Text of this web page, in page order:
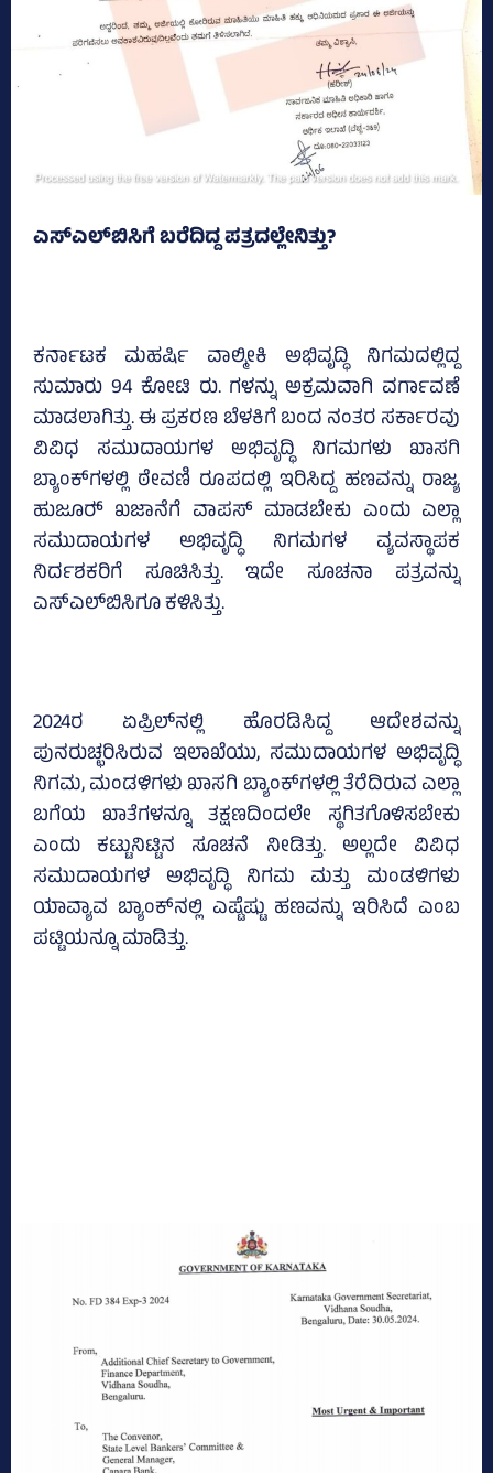
ಎಸ್‌ಎಲ್‌ಬಿಸಿಗೆ ಬರೆದಿದ್ದ ಪತ್ರದಲ್ಲೇನಿತ್ತು?
ಕರ್ನಾಟಕ ಮಹರ್ಷಿ ವಾಲ್ಮೀಕಿ ಅಭಿವೃದ್ಧಿ ನಿಗಮದಲ್ಲಿದ್ದ
ಸುಮಾರು 94 ಕೋಟಿ ರು. ಗಳನ್ನು ಅಕ್ರಮವಾಗಿ ವರ್ಗಾವಣೆ
ಮಾಡಲಾಗಿತ್ತು. ಈ ಪ್ರಕರಣ ಬೆಳಕಿಗೆ ಬಂದ ನಂತರ ಸರ್ಕಾರವು
ವಿವಿಧ ಸಮುದಾಯಗಳ ಅಭಿವೃದ್ಧಿ ನಿಗಮಗಳು ಖಾಸಗಿ
ಬ್ಯಾಂಕ್‌ಗಳಲ್ಲಿ ಠೇವಣಿ ರೂಪದಲ್ಲಿ ಇರಿಸಿದ್ದ ಹಣವನ್ನು ರಾಜ್ಯ
ಹುಜೂರ್‍‌ ಖಜಾನೆಗೆ ವಾಪಸ್‌ ಮಾಡಬೇಕು ಎಂದು ಎಲ್ಲಾ
ಸಮುದಾಯಗಳ ಅಭಿವೃದ್ಧಿ ನಿಗಮಗಳ ವ್ಯವಸ್ಥಾಪಕ
ನಿರ್ದಶಕರಿಗೆ ಸೂಚಿಸಿತ್ತು. ಇದೇ ಸೂಚನಾ ಪತ್ರವನ್ನು
ಎಸ್‌ಎಲ್‌ಬಿಸಿಗೂ ಕಳಿಸಿತ್ತು.
2024ರ ಏಪ್ರಿಲ್‌ನಲ್ಲಿ ಹೊರಡಿಸಿದ್ದ ಆದೇಶವನ್ನು
ಪುನರುಚ್ಛರಿಸಿರುವ ಇಲಾಖೆಯು, ಸಮುದಾಯಗಳ ಅಭಿವೃದ್ಧಿ
ನಿಗಮ, ಮಂಡಳಿಗಳು ಖಾಸಗಿ ಬ್ಯಾಂಕ್‌ಗಳಲ್ಲಿ ತೆರೆದಿರುವ ಎಲ್ಲಾ
ಬಗೆಯ ಖಾತೆಗಳನ್ನೂ ತಕ್ಷಣದಿಂದಲೇ ಸ್ಥಗಿತಗೊಳಿಸಬೇಕು
ಎಂದು ಕಟ್ಟುನಿಟ್ಟಿನ ಸೂಚನೆ ನೀಡಿತ್ತು. ಅಲ್ಲದೇ ವಿವಿಧ
ಸಮುದಾಯಗಳ ಅಭಿವೃದ್ಧಿ ನಿಗಮ ಮತ್ತು ಮಂಡಳಿಗಳು
ಯಾವ್ಯಾವ ಬ್ಯಾಂಕ್‌ನಲ್ಲಿ ಎಷ್ಟೆಷ್ಟು ಹಣವನ್ನು ಇರಿಸಿದೆ ಎಂಬ
ಪಟ್ಟಿಯನ್ನೂ ಮಾಡಿತ್ತು.